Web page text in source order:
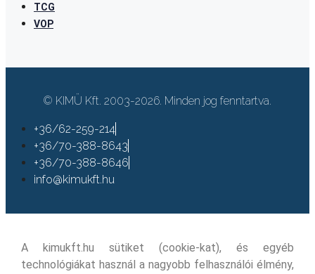
TCG
VOP
© KIMÜ Kft. 2003-2026. Minden jog fenntartva.
+36/62-259-214
+36/70-388-8643
+36/70-388-8646
info@kimukft.hu
A kimukft.hu sütiket (cookie-kat), és egyéb
technológiákat használ a nagyobb felhasználói élmény,